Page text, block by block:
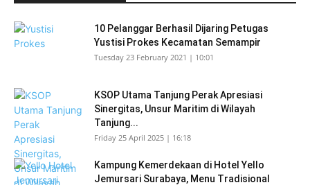
10 Pelanggar Berhasil Dijaring Petugas
Yustisi Prokes Kecamatan Semampir
Tuesday 23 February 2021 | 10:01
KSOP Utama Tanjung Perak Apresiasi
Sinergitas, Unsur Maritim di Wilayah
Tanjung...
Friday 25 April 2025 | 16:18
Kampung Kemerdekaan di Hotel Yello
Jemursari Surabaya, Menu Tradisional